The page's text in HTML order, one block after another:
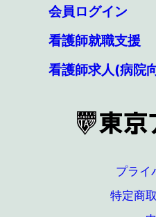
会員ログイン
看護師就職支援
看護師求人(病院
プライ
特定商